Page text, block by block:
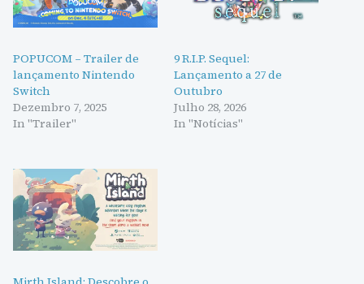
POPUCOM – Trailer de
lançamento Nintendo
Switch
Dezembro 7, 2025
In "Trailer"
9 R.I.P. Sequel:
Lançamento a 27 de
Outubro
Julho 28, 2026
In "Notícias"